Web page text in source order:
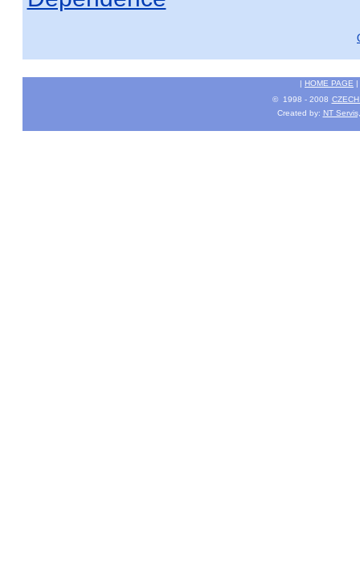
| HOME PAGE |
© 1998 - 2008
Created by: NT